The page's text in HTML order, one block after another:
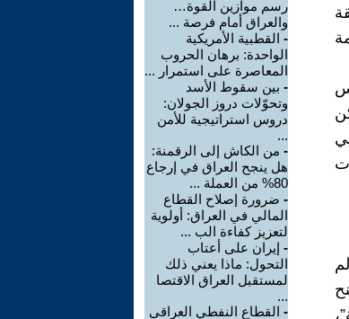
رسم موازين القوة…
والعراق أمام فرصة ...
- القطبية الأمريكية
الواحدة: برهان الحروب
المعاصرة على استمرار ...
- بين سقوط الأسد
وتحوّلات دروز الجولان:
دروس استراتيجية للأمن
...
- من الكاش إلى الرقمنة:
هل ينجح العراق في إرجاع
80% من العملة ...
- ضرورة إصلاح القطاع
المالي في العراق: أولوية
لتعزيز كفاءة الب ...
- إيران على أعتاب
التحول: ماذا يعني ذلك
لمستقبل العراق الاقتصا
...
- القطاع النفطي العراقي